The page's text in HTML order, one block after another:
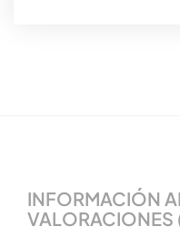
INFORMACIÓN
VALORACIONES